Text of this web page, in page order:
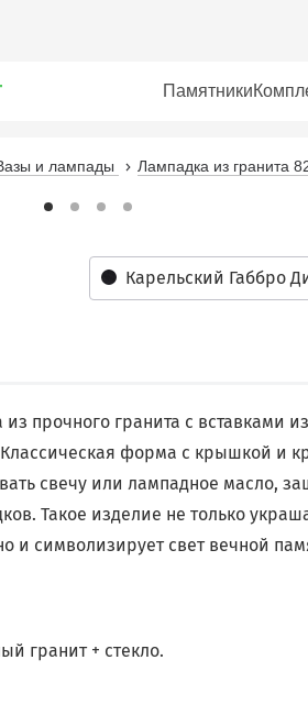
Памятники
и лампады Лампадка из гранита
Карельский Габбро
прочного гранита с вставками из
Классическая форма с крышкой и
свечу или лампадное масло,
Такое изделие не только
и символизирует свет вечной
гранит + стекло.